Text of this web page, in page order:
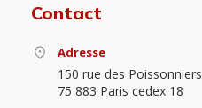
Contact
Adresse
150 rue des Poissonniers
75 883 Paris cedex 18